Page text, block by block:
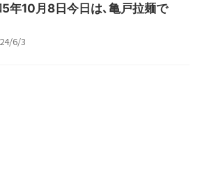
年10月8日今日は､亀戸拉麺で
6/3